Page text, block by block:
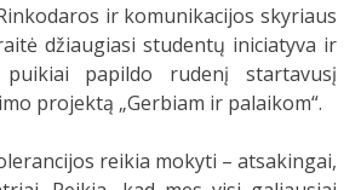
ir komunikacijos skyriaus
džiaugiasi studentų iniciatyva ir
papildo rudenį startavusį
projektą „Gerbiam ir palaikom“.
reikia mokyti – atsakingai,